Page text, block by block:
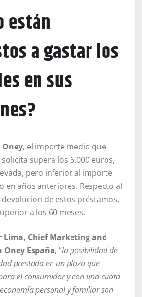
están
a gastar los
en sus
Oney, el importe medio que
supera los 6.000 euros,
pero inferior al importe
en años anteriores. Respecto al
de estos préstamos,
a los 60 meses.
Lima, Chief Marketing and
Oney España, “la posibilidad de
prestada en un plazo que
el consumidor y con una cuota
personal y familiar son